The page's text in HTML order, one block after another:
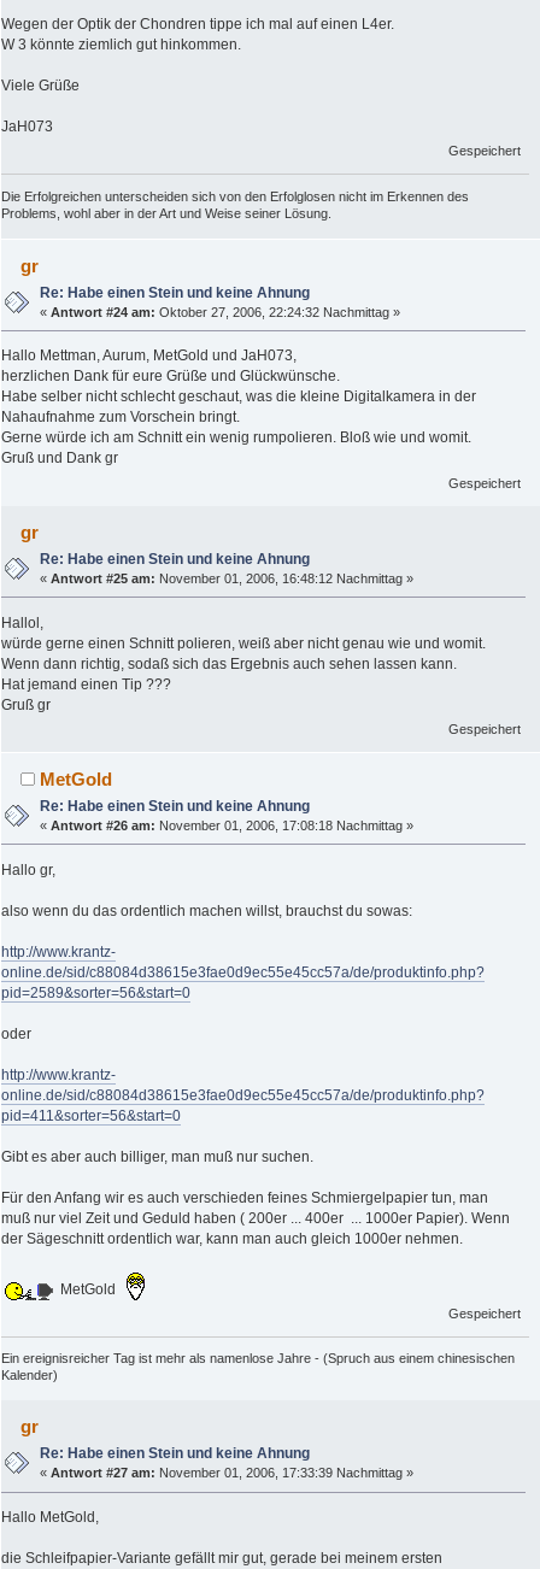
Wegen der Optik der Chondren tippe ich mal auf einen L4er.
W 3 könnte ziemlich gut hinkommen.
Viele Grüße
JaH073
Gespeichert
Die Erfolgreichen unterscheiden sich von den Erfolglosen nicht im Erkennen des
Problems, wohl aber in der Art und Weise seiner Lösung.
gr
Re: Habe einen Stein und keine Ahnung
«Antwort #24 am: Oktober 27, 2006, 22:24:32 Nachmittag »
Hallo Mettman, Aurum, MetGold und JaH073,
herzlichen Dank für eure Grüße und Glückwünsche.
Habe selber nicht schlecht geschaut, was die kleine Digitalkamera in der
Nahaufnahme zum Vorschein bringt.
Gerne würde ich am Schnitt ein wenig rumpolieren. Bloß wie und womit.
Gruß und Dank gr
Gespeichert
gr
Re: Habe einen Stein und keine Ahnung
«Antwort #25 am: November 01, 2006, 16:48:12 Nachmittag »
Hallol,
würde gerne einen Schnitt polieren, weiß aber nicht genau wie und womit.
Wenn dann richtig, sodaß sich das Ergebnis auch sehen lassen kann.
Hat jemand einen Tip ???
Gruß gr
Gespeichert
MetGold
Re: Habe einen Stein und keine Ahnung
«Antwort #26 am: November 01, 2006, 17:08:18 Nachmittag »
Hallo gr,
also wenn du das ordentlich machen willst, brauchst du sowas:
http://www.krantz-
online.de/sid/c88084d38615e3fae0d9ec55e45cc57a/de/produktinfo.php?
pid=2589&sorter=56&start=0
oder
http://www.krantz-
online.de/sid/c88084d38615e3fae0d9ec55e45cc57a/de/produktinfo.php?
pid=411&sorter=56&start=0
Gibt es aber auch billiger, man muß nur suchen.
Für den Anfang wir es auch verschieden feines Schmiergelpapier tun, man
muß nur viel Zeit und Geduld haben ( 200er ... 400er ... 1000er Papier). Wenn
der Sägeschnitt ordentlich war, kann man auch gleich 1000er nehmen.
MetGold
Gespeichert
Ein ereignisreicher Tag ist mehr als namenlose Jahre - (Spruch aus einem chinesischen
Kalender)
gr
Re: Habe einen Stein und keine Ahnung
«Antwort #27 am: November 01, 2006, 17:33:39 Nachmittag »
Hallo MetGold,
die Schleifpapier-Variante gefällt mir gut, gerade bei meinem ersten